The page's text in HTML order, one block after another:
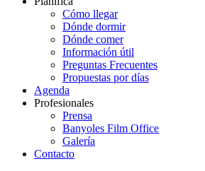
Cómo llegar
Dónde dormir
Dónde comer
Información útil
Preguntas Frecuentes
Propuestas por días
Agenda
Profesionales
Prensa
Banyoles Film Office
Galería
Contacto